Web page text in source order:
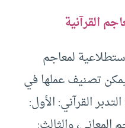
القرآنية
لمعاجم
تصنيف عملها في
القرآني: الأول: